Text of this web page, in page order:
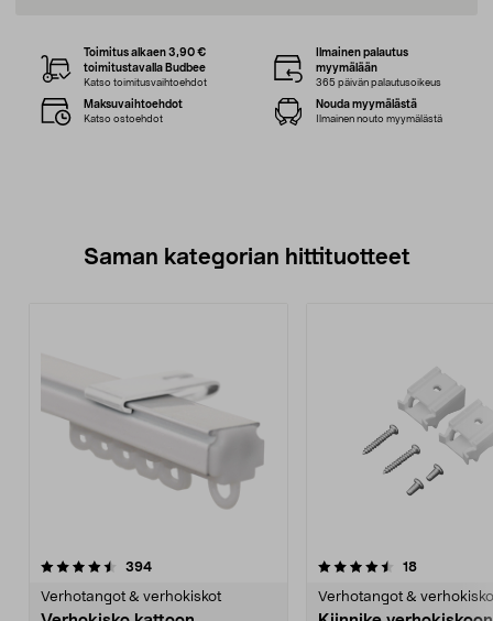
Toimitus alkaen 3,90 €
toimitustavalla Budbee
Katso toimitusvaihtoehdot
Ilmainen palautus
myymälään
365 päivän palautusoikeus
Maksuvaihtoehdot
Katso ostoehdot
Nouda myymälästä
Ilmainen nouto myymälästä
Saman kategorian hittituotteet
394arvostelut
Verhotangot & verhokiskot
4.5 viidestä
18arvostelut
Verhotangot &
4.0 viidestä